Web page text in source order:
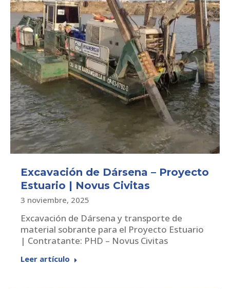
Excavación de Dársena – Proyecto
Estuario | Novus Civitas
3 noviembre, 2025
Excavación de Dársena y transporte de
material sobrante para el Proyecto Estuario
| Contratante: PHD – Novus Civitas
Leer artículo